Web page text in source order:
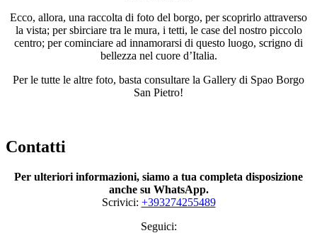
Ecco, allora, una raccolta di foto del borgo, per scoprirlo attraverso
la vista; per sbirciare tra le mura, i tetti, le case del nostro piccolo
centro; per cominciare ad innamorarsi di questo luogo, scrigno di
bellezza nel cuore d’Italia.
Per le tutte le altre foto, basta consultare la Gallery di Spao Borgo
San Pietro!
Contatti
Per ulteriori informazioni, siamo a tua completa disposizione
anche su WhatsApp.
Scrivici: +393274255489
Seguici: